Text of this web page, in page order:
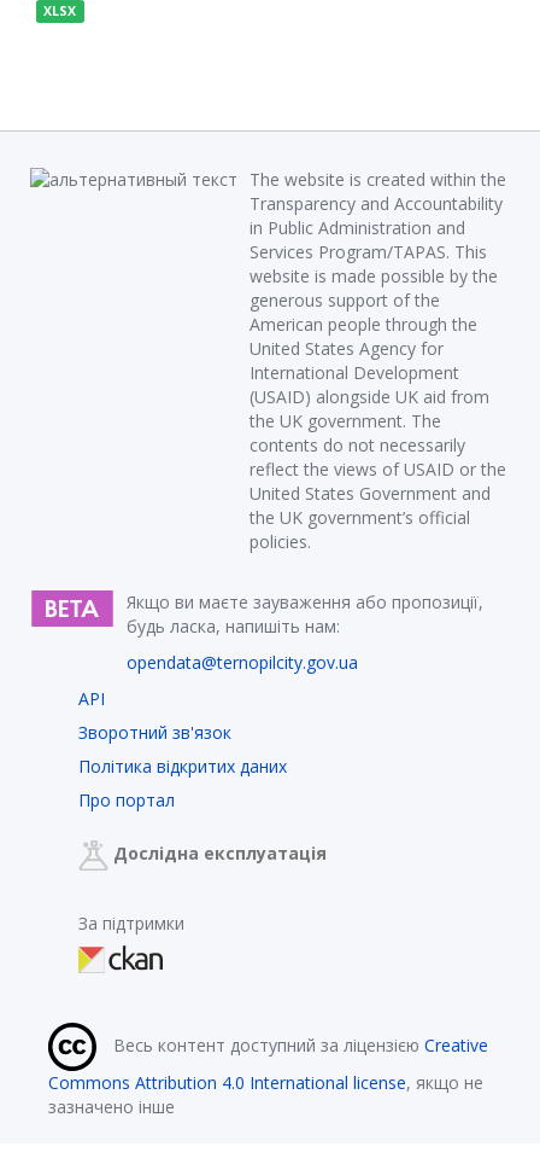
XLSX
The website is created within the
Transparency and Accountability
in Public Administration and
Services Program/TAPAS. This
website is made possible by the
generous support of the
American people through the
United States Agency for
International Development
(USAID) alongside UK aid from
the UK government. The
contents do not necessarily
reflect the views of USAID or the
United States Government and
the UK government’s official
policies.
Якщо ви маєте зауваження або пропозиції,
будь ласка, напишіть нам:
opendata@ternopilcity.gov.ua
API
Зворотний зв'язок
Політика відкритих даних
Про портал
Дослідна експлуатація
За підтримки
Весь контент доступний за ліцензією Creative
Commons Attribution 4.0 International license, якщо не
зазначено інше